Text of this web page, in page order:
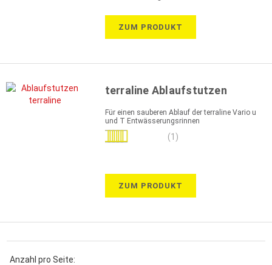
ZUM PRODUKT
terraline Ablaufstutzen
Für einen sauberen Ablauf der terraline Vario u
und T Entwässerungsrinnen
Bewertung:
(1)
ZUM PRODUKT
Anzahl pro Seite: